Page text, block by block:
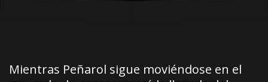
Mientras Peñarol sigue moviéndose en el